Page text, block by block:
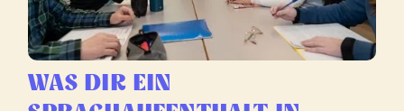
WAS DIR EIN